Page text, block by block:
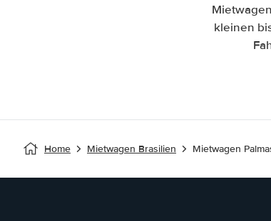
kleinen
Home Mietwagen Brasilien Mietwagen